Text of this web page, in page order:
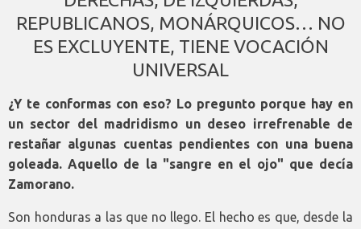
REPUBLICANOS, MONÁRQUICOS… NO
ES EXCLUYENTE, TIENE VOCACIÓN
UNIVERSAL
¿Y te conformas con eso? Lo pregunto porque hay en
un sector del madridismo un deseo irrefrenable de
restañar algunas cuentas pendientes con una buena
goleada. Aquello de la "sangre en el ojo" que decía
Zamorano.
Son honduras a las que no llego. El hecho es que, desde la